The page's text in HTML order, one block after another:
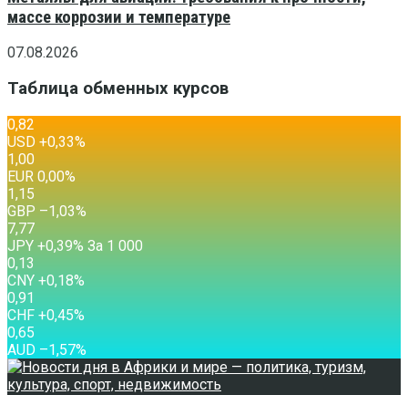
массе коррозии и температуре
07.08.2026
Таблица обменных курсов
0,82
USD +0,33%
1,00
EUR 0,00%
1,15
GBP –1,03%
7,77
JPY +0,39% За 1 000
0,13
CNY +0,18%
0,91
CHF +0,45%
0,65
AUD –1,57%